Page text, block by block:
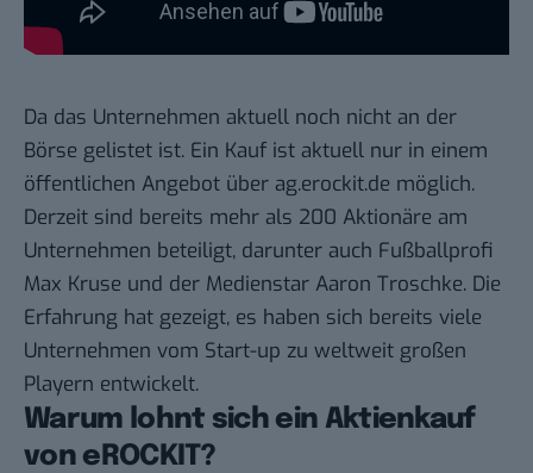
Da das Unternehmen aktuell noch nicht an der
Börse gelistet ist. Ein Kauf ist aktuell nur in einem
öffentlichen Angebot über ag.erockit.de möglich.
Derzeit sind bereits mehr als 200 Aktionäre am
Unternehmen beteiligt, darunter auch Fußballprofi
Max Kruse und der Medienstar Aaron Troschke. Die
Erfahrung hat gezeigt, es haben sich bereits viele
Unternehmen vom Start-up zu weltweit großen
Playern entwickelt.
Warum lohnt sich ein Aktienkauf
von eROCKIT?